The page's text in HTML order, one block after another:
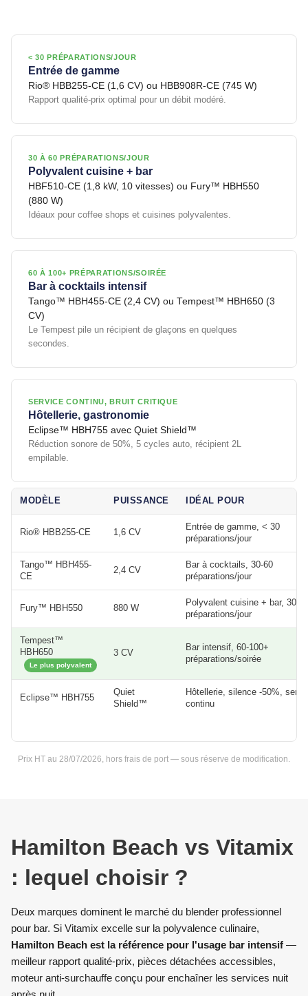
< 30 PRÉPARATIONS/JOUR
Entrée de gamme
Rio® HBB255-CE (1,6 CV) ou HBB908R-CE (745 W)
Rapport qualité-prix optimal pour un débit modéré.
30 À 60 PRÉPARATIONS/JOUR
Polyvalent cuisine + bar
HBF510-CE (1,8 kW, 10 vitesses) ou Fury™ HBH550
(880 W)
Idéaux pour coffee shops et cuisines polyvalentes.
60 À 100+ PRÉPARATIONS/SOIRÉE
Bar à cocktails intensif
Tango™ HBH455-CE (2,4 CV) ou Tempest™ HBH650 (3
CV)
Le Tempest pile un récipient de glaçons en quelques
secondes.
SERVICE CONTINU, BRUIT CRITIQUE
Hôtellerie, gastronomie
Eclipse™ HBH755 avec Quiet Shield™
Réduction sonore de 50%, 5 cycles auto, récipient 2L
empilable.
MODÈLE PUISSANCE IDÉAL POUR
Rio® HBB255-CE 1,6 CV
Entrée de gamme, < 30
préparations/jour
Tango™ HBH455-
CE
2,4 CV
Bar à cocktails, 30-60
préparations/jour
Fury™ HBH550 880 W
Polyvalent cuisine + bar, 30-60
préparations/jour
Tempest™
HBH650
Le plus polyvalent
3 CV
Bar intensif, 60-100+
préparations/soirée
Eclipse™ HBH755
Quiet
Shield™
Hôtellerie, silence -50%,
continu
Prix HT au 28/07/2026, hors frais de port — sous réserve de modification.
Hamilton Beach vs Vitamix
: lequel choisir ?
Deux marques dominent le marché du blender professionnel
pour bar. Si Vitamix excelle sur la polyvalence culinaire,
Hamilton Beach est la référence pour l'usage bar intensif —
meilleur rapport qualité-prix, pièces détachées accessibles,
moteur anti-surchauffe conçu pour enchaîner les services nuit